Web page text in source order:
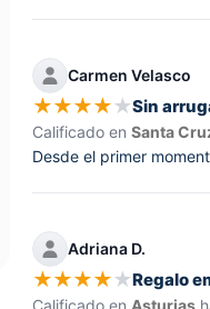
Carmen Velasco
★★★★★Sin
Calificado enSanta
Desde el primer
Adriana D.
★★★★★Regalo
Calificado en Asturias